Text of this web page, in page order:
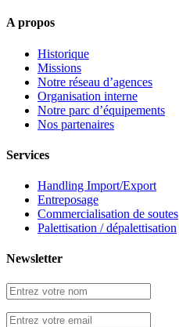
A propos
Historique
Missions
Notre réseau d’agences
Organisation interne
Notre parc d’équipements
Nos partenaires
Services
Handling Import/Export
Entreposage
Commercialisation de soutes
Palettisation / dépalettisation
Newsletter